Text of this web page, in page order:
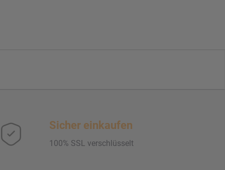
Sicher einkaufen
100% SSL verschlüsselt